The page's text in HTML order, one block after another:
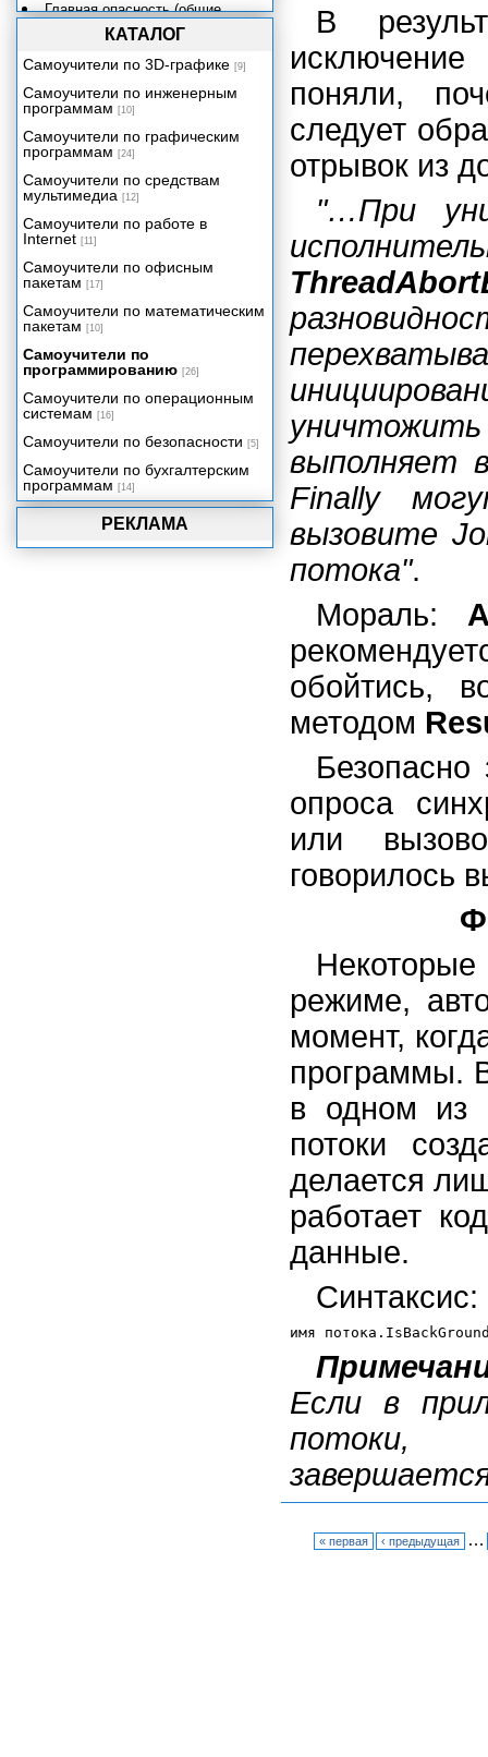
В
поняли,
следует
отрывок из
"…При
выполняет
Finally
вызовите
потока".
Мораль:
обойтись,
методом
Безопасно
опроса
или
говорилось
режиме,
момент,
программы.
в одном из
потоки
делается
работает
данные.
Синтаксис:
Если в
потоки,
« первая ‹ предыдущая …
РЕКЛАМА
Главная опасность (общие
синхронизация
Команда SyncLock и класс
Monitor
Взаимная блокировка
по мере их создания
программах
Count
Поддержка баз данных в VB.NET
Краткий обзор ASP.NET
Сборки .NET, установка
приложений и COM Interop
КАТАЛОГ
Самоучители по 3D-графике [9]
Самоучители по инженерным
программам [10]
Самоучители по графическим
программам [24]
Самоучители по средствам
мультимедиа [12]
Самоучители по работе в
Internet [11]
Самоучители по офисным
пакетам [17]
Самоучители по математическим
пакетам [10]
Самоучители по
программированию [26]
Самоучители по операционным
системам [16]
Самоучители по безопасности [5]
Самоучители по бухгалтерским
программам [14]